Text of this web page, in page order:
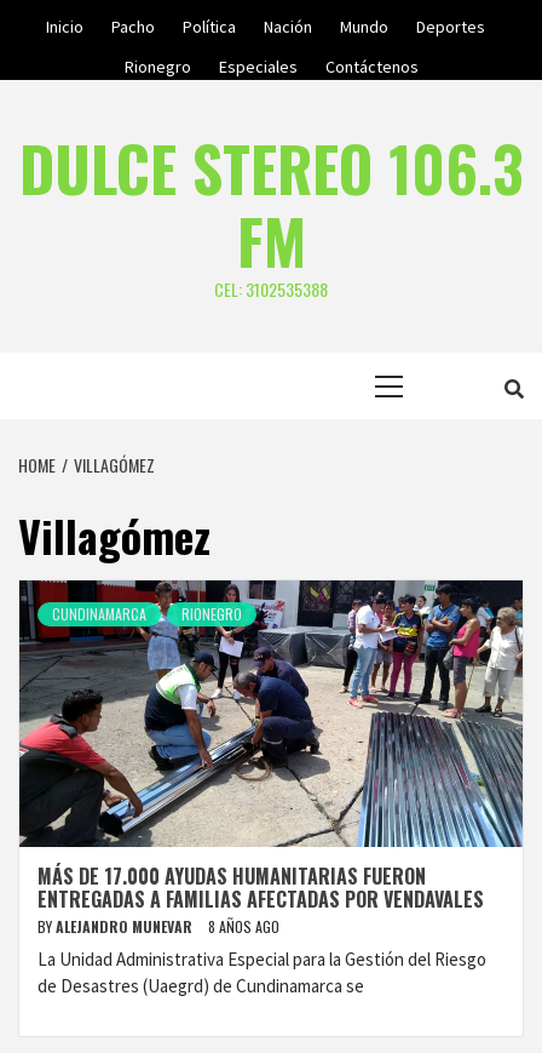
Inicio Pacho Política Nación Mundo
Deportes
Rionegro
Especiales Contáctenos
DULCE STEREO 106.3
FM
CEL: 3102535388
HOME VILLAGÓMEZ
Villagómez
CUNDINAMARCA RIONEGRO
MÁS DE 17.000 AYUDAS HUMANITARIAS FUERON
ENTREGADAS A FAMILIAS AFECTADAS POR VENDAVALES
BYALEJANDRO MUNEVAR 8 AÑOS AGO
La Unidad Administrativa Especial para la Gestión del Riesgo
de Desastres (Uaegrd) de Cundinamarca se